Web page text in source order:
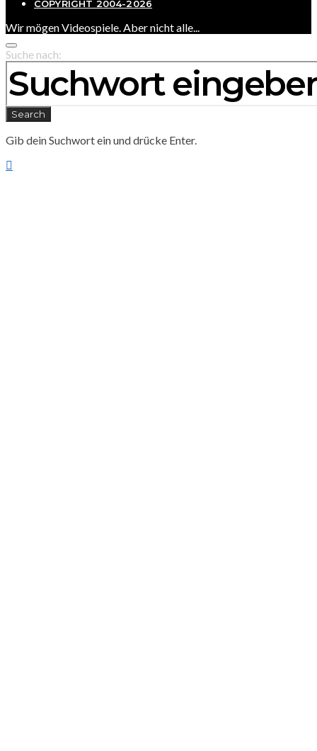
COPYRIGHT 2004-2026
Wir mögen Videospiele. Aber nicht alle...
Suche nach:
Search
Gib dein Suchwort ein und drücke Enter.